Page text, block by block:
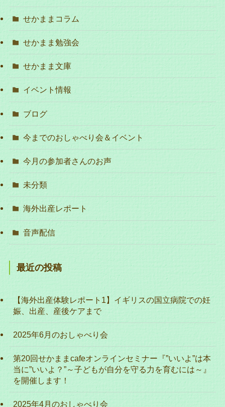
せかままコラム
せかまま勉強会
せかまま文庫
イベント情報
ブログ
今までのおしゃべり会＆イベント
今月の参加者さんのお声
未分類
海外出産レポート
音声配信
最近の投稿
【海外出産体験レポート1】イギリスの国立病院での妊
娠、出産、産後ケアまで
2025年6月のおしゃべり会
第20回せかままcafeオンラインセミナー『”いいよ”は本
当に”いいよ？”～子どもが自分を守る力を育むには～』
を開催します！
2025年4月のおしゃべり会